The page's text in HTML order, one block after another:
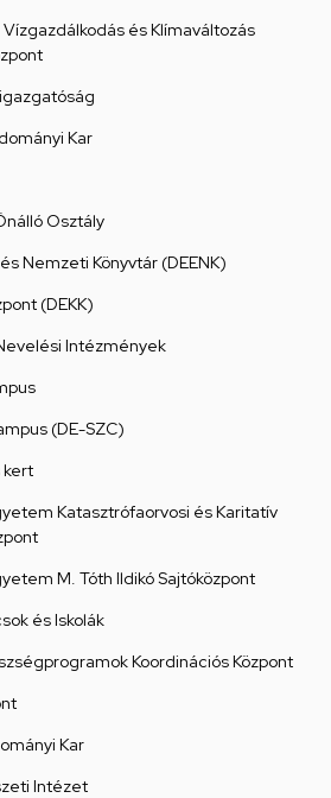
és Klímaváltozás
Kar
Osztály
Nemzeti Könyvtár (DEENK)
(DEKK)
Intézmények
(DE-SZC)
kert
Katasztrófaorvosi és Karitatív
M. Tóth Ildikó Sajtóközpont
és Iskolák
Koordinációs Központ
Kar
Intézet